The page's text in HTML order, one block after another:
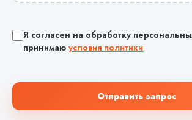
Я согласен на обработку
принимаю условия политики
Отправить запрос